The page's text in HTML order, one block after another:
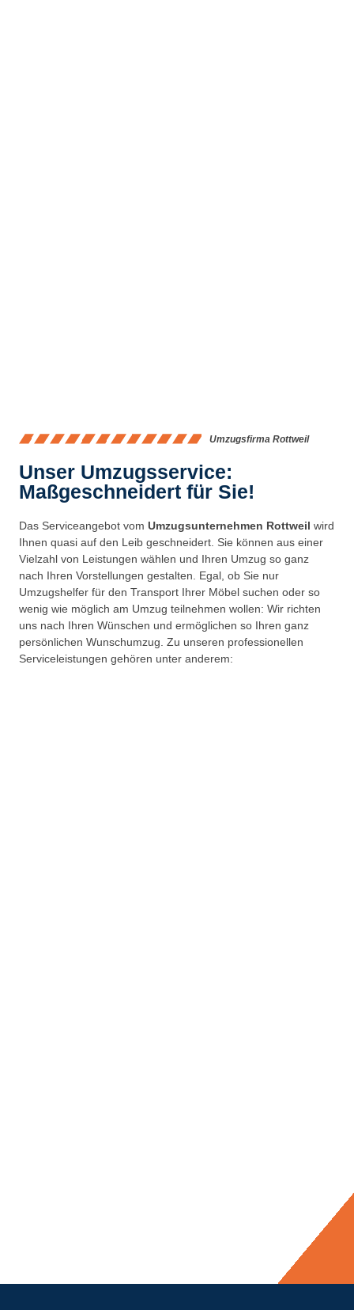
Umzugsfirma Rottweil
Unser Umzugsservice:
Maßgeschneidert für Sie!
Das Serviceangebot vom Umzugsunternehmen Rottweil wird
Ihnen quasi auf den Leib geschneidert. Sie können aus einer
Vielzahl von Leistungen wählen und Ihren Umzug so ganz
nach Ihren Vorstellungen gestalten. Egal, ob Sie nur
Umzugshelfer für den Transport Ihrer Möbel suchen oder so
wenig wie möglich am Umzug teilnehmen wollen: Wir richten
uns nach Ihren Wünschen und ermöglichen so Ihren ganz
persönlichen Wunschumzug. Zu unseren professionellen
Serviceleistungen gehören unter anderem: